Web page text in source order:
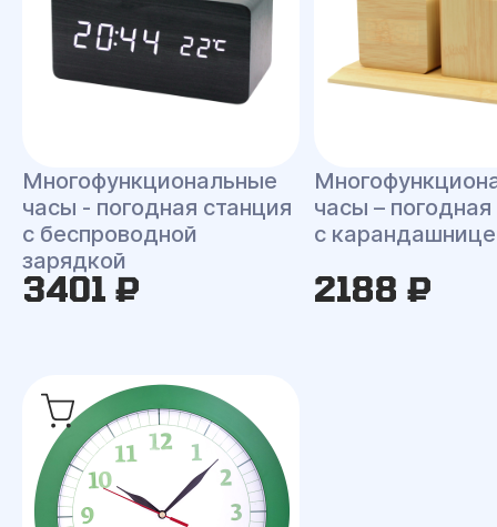
Многофункциональные
часы - погодная станция
с беспроводной
зарядкой
3401 ₽
часы –
с
2188 ₽